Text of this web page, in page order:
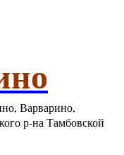
Варварино,
р-на Тамбовской